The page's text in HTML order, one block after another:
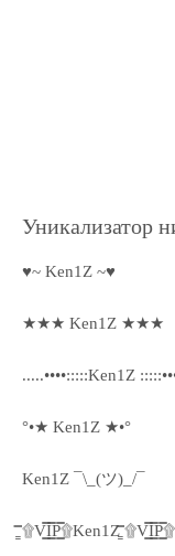
Уникализатор
♥~ Ken1Z ~♥
★★★ Ken1Z ★★★
.....••••:::::Ken1Z
°•★ Ken1Z ★•°
Ken1Z ¯\_(ツ)_/¯
۩͇̿V͇̿I͇̿P͇̿۩Ken1Z ۩͇̿V͇̿I͇̿P͇̿۩